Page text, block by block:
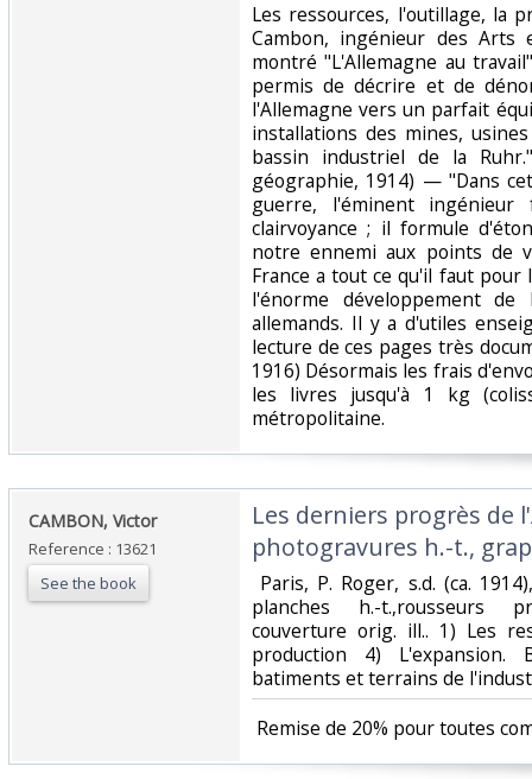
‎Les ressources, l'outillage, la
Cambon, ingénieur des Arts
montré "L'Allemagne au
permis de décrire et de
l'Allemagne vers un parfait
installations des mines,
bassin industriel de la
géographie, 1914) — "Dans
guerre, l'éminent
clairvoyance ; il formule
notre ennemi aux points de
France a tout ce qu'il faut
l'énorme développement
allemands. Il y a d'utiles
lecture de ces pages très
1916) Désormais les frais
les livres jusqu'à 1 kg
métropolitaine.‎
‎CAMBON, Victor‎
Reference : 13621
See the book
‎Les derniers progrès de
photogravures h.-t.,
Paris, P. Roger, s.d. (ca.
planches h.-t.,rousseurs
couverture orig. ill.. 1) Les
production 4)
batiments et terrains de
Remise de 20% pour toutes